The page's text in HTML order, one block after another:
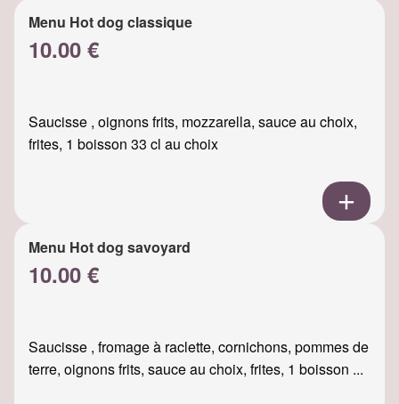
Menu Hot dog classique
10.00 €
Saucisse , oignons frits, mozzarella, sauce au choix,
frites, 1 boisson 33 cl au choix
Menu Hot dog savoyard
10.00 €
Saucisse , fromage à raclette, cornichons, pommes de
terre, oignons frits, sauce au choix, frites, 1 boisson ...